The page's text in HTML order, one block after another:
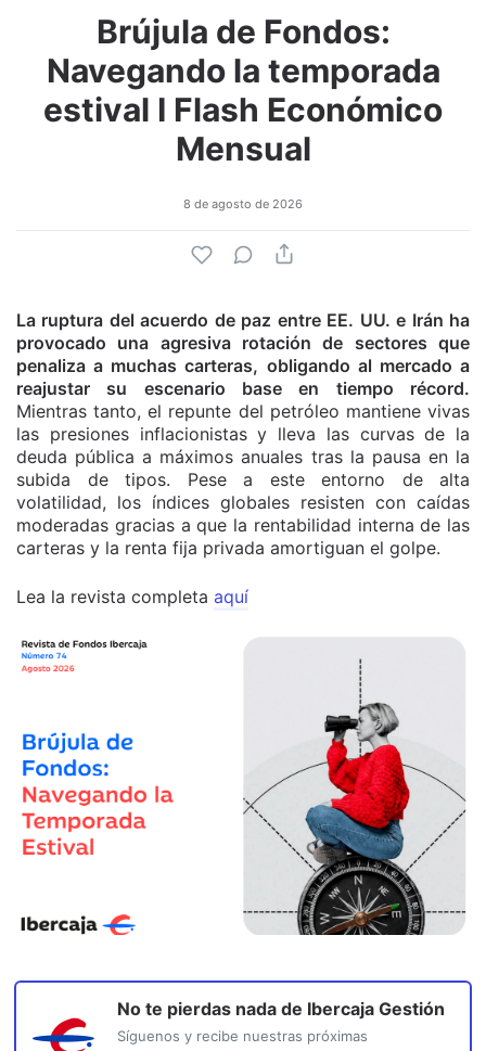
Brújula de Fondos:
Navegando la temporada
estival I Flash Económico
Mensual
8 de agosto de 2026
La ruptura del acuerdo de paz entre EE. UU. e Irán ha
provocado una agresiva rotación de sectores que
penaliza a muchas carteras, obligando al mercado a
reajustar su escenario base en tiempo récord.
Mientras tanto, el repunte del petróleo mantiene vivas
las presiones inflacionistas y lleva las curvas de la
deuda pública a máximos anuales tras la pausa en la
subida de tipos. Pese a este entorno de alta
volatilidad, los índices globales resisten con caídas
moderadas gracias a que la rentabilidad interna de las
carteras y la renta fija privada amortiguan el golpe.
Lea la revista completa aquí
No te pierdas nada de Ibercaja Gestión
Síguenos y recibe nuestras próximas